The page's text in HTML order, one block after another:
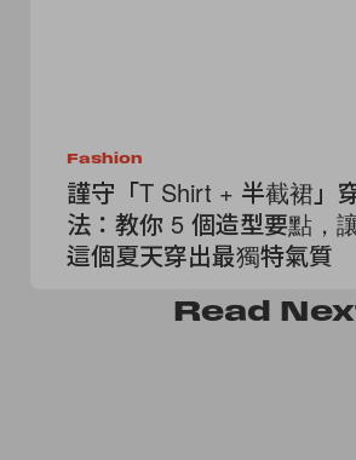
Fashion
謹守「T Shirt + 半截裙」
法：教你 5 個造型要點，
這個夏天穿出最獨特氣質
Read